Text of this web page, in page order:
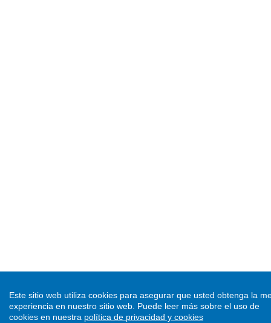
Este sitio web utiliza cookies para asegurar que usted obtenga la
experiencia en nuestro sitio web. Puede leer más sobre el uso de
cookies en nuestra política de privacidad y cookies